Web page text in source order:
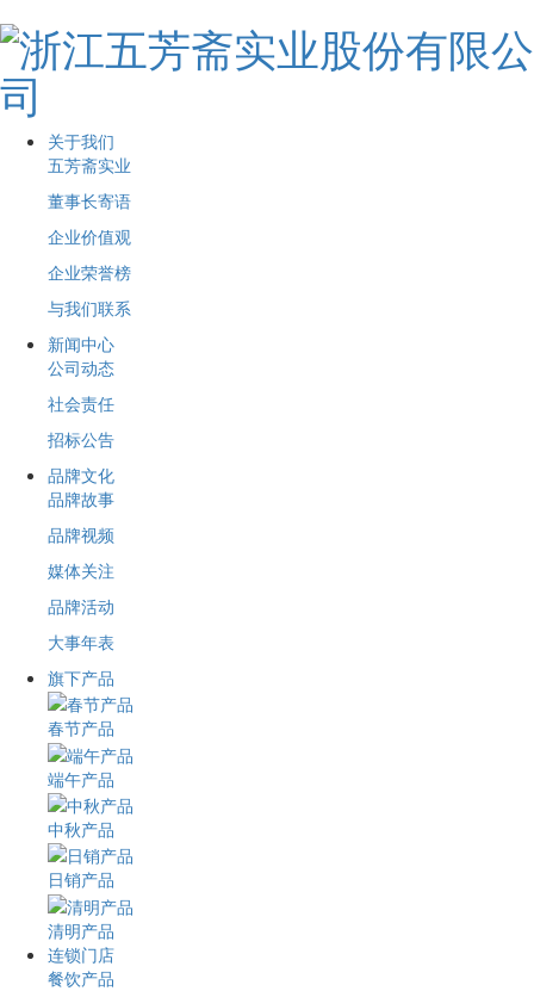
关于我们
五芳斋实业
董事长寄语
企业价值观
企业荣誉榜
与我们联系
新闻中心
公司动态
社会责任
招标公告
品牌文化
品牌故事
品牌视频
媒体关注
品牌活动
大事年表
旗下产品
春节产品
端午产品
中秋产品
日销产品
清明产品
连锁门店
餐饮产品